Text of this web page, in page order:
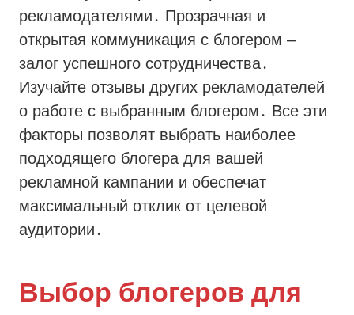
рекламодателями․ Прозрачная и
открытая коммуникация с блогером –
залог успешного сотрудничества․
Изучайте отзывы других рекламодателей
о работе с выбранным блогером․ Все эти
факторы позволят выбрать наиболее
подходящего блогера для вашей
рекламной кампании и обеспечат
максимальный отклик от целевой
аудитории․
Выбор блогеров для